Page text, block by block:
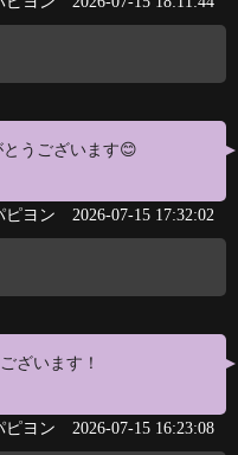
うございます😊
ピヨン 2026-07-15 17:32:02
ざいます！
ピヨン 2026-07-15 16:23:08